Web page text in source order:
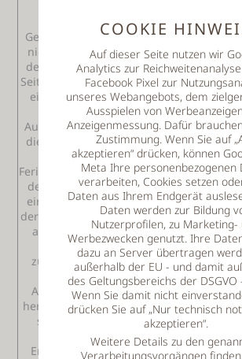
eigenen Balkon oder im Eigenheim
Gedanke, nur die benötigte Erholung
nicht ein. Somit ist die Reise innerhalb
der Gedanke der Stunde. So
Seit Jahren ist das Lieblings-Reiseland
einfach Deutschland! Natürlich nicht
und meist stressfreie Reisewege,
Autobahngebühren, Maut, oder sogar
die Zeit, Geld und Nerven kosten
Anfang an“! Das Angebot von
Ferienwohnungen bis zu tollen Hotels
den Alpen bieten Unterkünfte für jeden
ein wenig Geschick kann der
der Haustüre geplant und gebucht
attraktives Reiseziel ist schon seit über
Bayerische Wald bekannt! Seitjeher
zusammenhängende Waldgebiet
Bayerische Wald gehört, das Ziel für
Aktivurlauber die Mountainbiken,
hervorragende Infrastruktur für einen
suchen. Vom Kanufahren bis zum
Bergtouren mit einmaligen
Erlebnistouren im Nationalpark
COOKIE
Auf dieser Seite nutzen wir
Analytics zur
Facebook Pixel zur
unseres Webangebots, dem
Ausspielen von
Anzeigenmessung. Dafür
Zustimmung. Wenn Sie auf
akzeptieren“ drücken, können
Meta Ihre personenbezogenen
verarbeiten, Cookies setzen
Daten aus Ihrem Endgerät
Daten werden zur Bildung
Nutzerprofilen, zu Marketing-
Werbezwecken genutzt. Ihre
dazu an Server übertragen
außerhalb der EU - und damit
des Geltungsbereichs der DSGVO
Wenn Sie damit nicht
drücken Sie auf „Nur technisch
akzeptieren“.
Weitere Details zu den
Verarbeitungsvorgängen